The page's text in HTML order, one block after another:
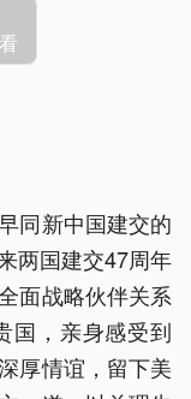
同新中国建交的
两国建交47周年
面战略伙伴关系
国，亲身感受到
厚情谊，留下美